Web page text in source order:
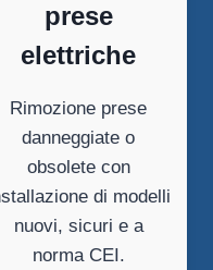
prese
elettriche
Rimozione prese
danneggiate o
obsolete con
di modelli
nuovi, sicuri e a
norma CEI.